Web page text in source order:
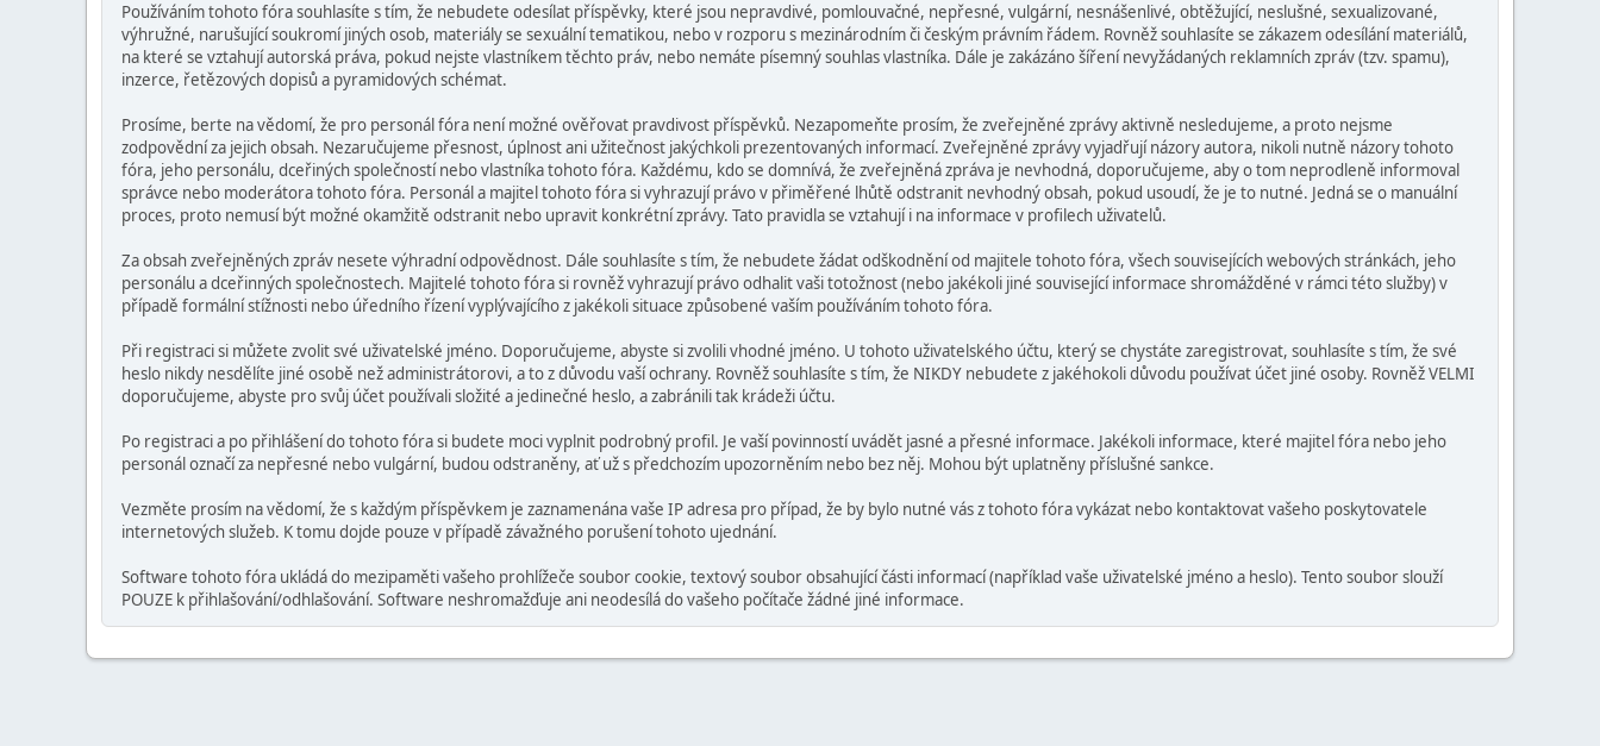
Používáním tohoto fóra souhlasíte s tím, že nebudete odesílat příspěvky, které jsou nepravdivé, pomlouvačné, nepřesné, vulgární, nesnášenlivé, obtěžující, neslušné, sexualizované,
výhružné, narušující soukromí jiných osob, materiály se sexuální tematikou, nebo v rozporu s mezinárodním či českým právním řádem. Rovněž souhlasíte se zákazem odesílání materiálů,
na které se vztahují autorská práva, pokud nejste vlastníkem těchto práv, nebo nemáte písemný souhlas vlastníka. Dále je zakázáno šíření nevyžádaných reklamních zpráv (tzv. spamu),
inzerce, řetězových dopisů a pyramidových schémat.
Prosíme, berte na vědomí, že pro personál fóra není možné ověřovat pravdivost příspěvků. Nezapomeňte prosím, že zveřejněné zprávy aktivně nesledujeme, a proto nejsme
zodpovědní za jejich obsah. Nezaručujeme přesnost, úplnost ani užitečnost jakýchkoli prezentovaných informací. Zveřejněné zprávy vyjadřují názory autora, nikoli nutně názory tohoto
fóra, jeho personálu, dceřiných společností nebo vlastníka tohoto fóra. Každému, kdo se domnívá, že zveřejněná zpráva je nevhodná, doporučujeme, aby o tom neprodleně informoval
správce nebo moderátora tohoto fóra. Personál a majitel tohoto fóra si vyhrazují právo v přiměřené lhůtě odstranit nevhodný obsah, pokud usoudí, že je to nutné. Jedná se o manuální
proces, proto nemusí být možné okamžitě odstranit nebo upravit konkrétní zprávy. Tato pravidla se vztahují i na informace v profilech uživatelů.
Za obsah zveřejněných zpráv nesete výhradní odpovědnost. Dále souhlasíte s tím, že nebudete žádat odškodnění od majitele tohoto fóra, všech souvisejících webových stránkách, jeho
personálu a dceřinných společnostech. Majitelé tohoto fóra si rovněž vyhrazují právo odhalit vaši totožnost (nebo jakékoli jiné související informace shromážděné v rámci této služby) v
případě formální stížnosti nebo úředního řízení vyplývajícího z jakékoli situace způsobené vaším používáním tohoto fóra.
Při registraci si můžete zvolit své uživatelské jméno. Doporučujeme, abyste si zvolili vhodné jméno. U tohoto uživatelského účtu, který se chystáte zaregistrovat, souhlasíte s tím, že své
heslo nikdy nesdělíte jiné osobě než administrátorovi, a to z důvodu vaší ochrany. Rovněž souhlasíte s tím, že NIKDY nebudete z jakéhokoli důvodu používat účet jiné osoby. Rovněž VELMI
doporučujeme, abyste pro svůj účet používali složité a jedinečné heslo, a zabránili tak krádeži účtu.
Po registraci a po přihlášení do tohoto fóra si budete moci vyplnit podrobný profil. Je vaší povinností uvádět jasné a přesné informace. Jakékoli informace, které majitel fóra nebo jeho
personál označí za nepřesné nebo vulgární, budou odstraněny, ať už s předchozím upozorněním nebo bez něj. Mohou být uplatněny příslušné sankce.
Vezměte prosím na vědomí, že s každým příspěvkem je zaznamenána vaše IP adresa pro případ, že by bylo nutné vás z tohoto fóra vykázat nebo kontaktovat vašeho poskytovatele
internetových služeb. K tomu dojde pouze v případě závažného porušení tohoto ujednání.
Software tohoto fóra ukládá do mezipaměti vašeho prohlížeče soubor cookie, textový soubor obsahující části informací (například vaše uživatelské jméno a heslo). Tento soubor slouží
POUZE k přihlašování/odhlašování. Software neshromažďuje ani neodesílá do vašeho počítače žádné jiné informace.